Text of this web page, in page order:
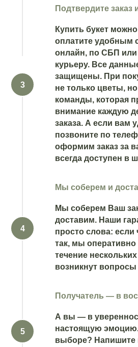
Подтвердите заказ
Купить букет
оплатите удобным
онлайн, по СБП
курьеру. Все
защищены. При
не только цветы,
команды, которая
внимание каждую
заказа. А если вам
позвоните по
оформим заказ за
всегда доступен в
Мы соберем и
Мы соберем Ваш
доставим. Наши
просто слова: если
так, мы
течение
возникнут
Получатель — в
А вы — в
настоящую
выборе? Напишите